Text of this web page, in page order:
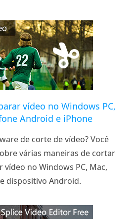
vídeo no Windows PC,
Android e iPhone
de corte de vídeo? Você
várias maneiras de cortar
no Windows PC, Mac,
dispositivo Android.